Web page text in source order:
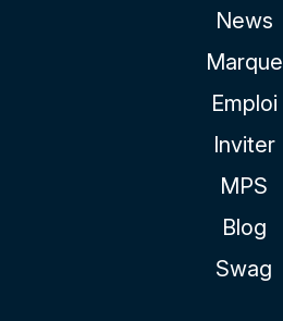
News
Marque
Emploi
Inviter
MPS
Blog
Swag